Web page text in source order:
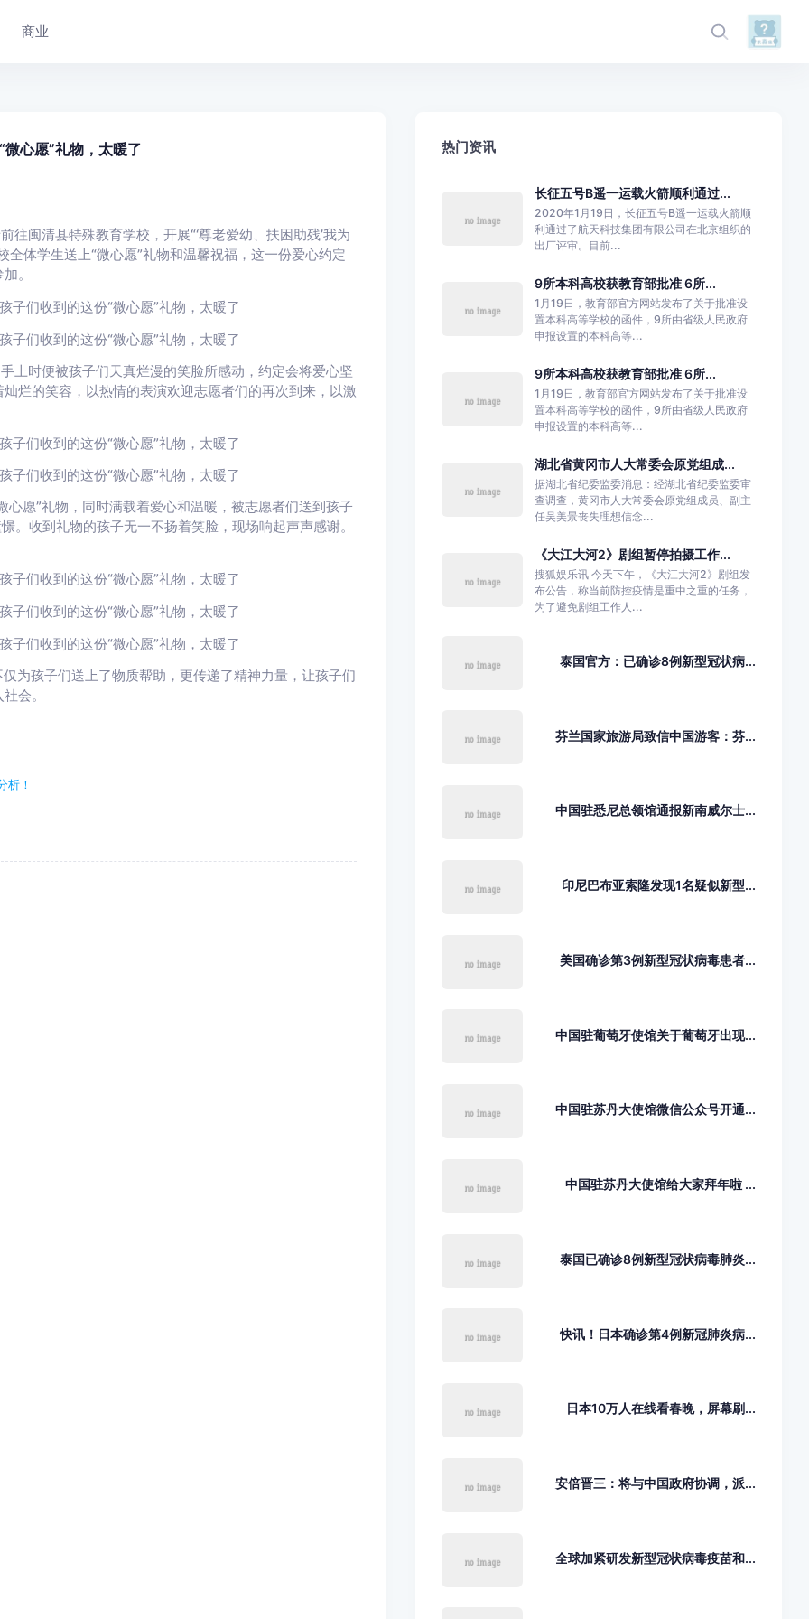
商业
心愿”礼物，太暖了
闽清县特殊教育学校，开展“‘尊老爱幼、扶困助残’我为
体学生送上“微心愿”礼物和温馨祝福，这一份爱心约定
。
上时便被孩子们天真烂漫的笑脸所感动，约定会将爱心坚
烂的笑容，以热情的表演欢迎志愿者们的再次到来，以激
愿”礼物，同时满载着爱心和温暖，被志愿者们送到孩子
。收到礼物的孩子无一不扬着笑脸，现场响起声声感谢。
为孩子们送上了物质帮助，更传递了精神力量，让孩子们
会。
析！
热门资讯
长征五号B遥一运载火箭顺利通过...
2020年1月19日，长征五号B遥一运载火箭顺
利通过了航天科技集团有限公司在北京组织的
出厂评审。目前...
9所本科高校获教育部批准 6所...
1月19日，教育部官方网站发布了关于批准设
置本科高等学校的函件，9所由省级人民政府
申报设置的本科高等...
9所本科高校获教育部批准 6所...
1月19日，教育部官方网站发布了关于批准设
置本科高等学校的函件，9所由省级人民政府
申报设置的本科高等...
湖北省黄冈市人大常委会原党组成...
据湖北省纪委监委消息：经湖北省纪委监委审
查调查，黄冈市人大常委会原党组成员、副主
任吴美景丧失理想信念...
《大江大河2》剧组暂停拍摄工作...
搜狐娱乐讯 今天下午，《大江大河2》剧组发
布公告，称当前防控疫情是重中之重的任务，
为了避免剧组工作人...
泰国官方：已确诊8例新型冠状病...
芬兰国家旅游局致信中国游客：芬...
中国驻悉尼总领馆通报新南威尔士...
印尼巴布亚索隆发现1名疑似新型...
美国确诊第3例新型冠状病毒患者...
中国驻葡萄牙使馆关于葡萄牙出现...
中国驻苏丹大使馆微信公众号开通...
中国驻苏丹大使馆给大家拜年啦 ...
泰国已确诊8例新型冠状病毒肺炎...
快讯！日本确诊第4例新冠肺炎病...
日本10万人在线看春晚，屏幕刷...
安倍晋三：将与中国政府协调，派...
全球加紧研发新型冠状病毒疫苗和...